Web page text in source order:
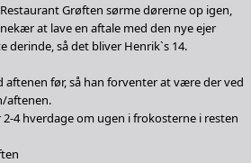
Grøften sørme dørerne op igen,
at lave en aftale med den nye ejer
derinde, så det bliver Henrik`s 14.
aftenen før, så han forventer at være der ved
aftenen.
4 hverdage om ugen i frokosterne i resten